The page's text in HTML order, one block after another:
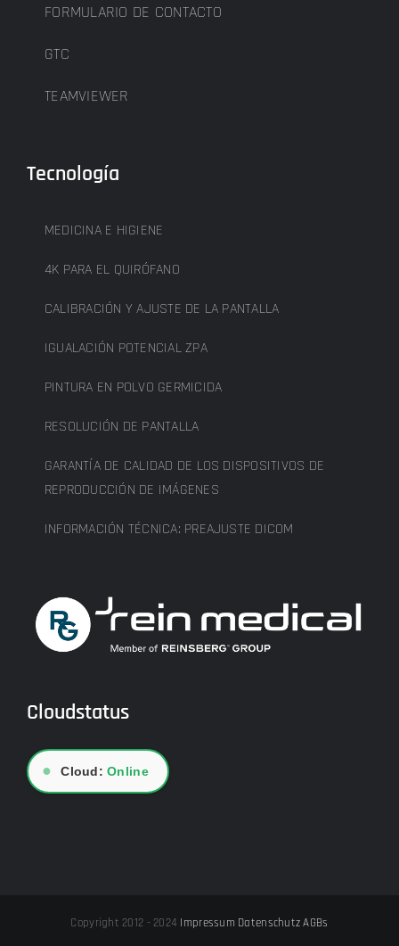
FORMULARIO DE CONTACTO
GTC
TEAMVIEWER
Tecnología
MEDICINA E HIGIENE
4K PARA EL QUIRÓFANO
CALIBRACIÓN Y AJUSTE DE LA PANTALLA
IGUALACIÓN POTENCIAL ZPA
PINTURA EN POLVO GERMICIDA
RESOLUCIÓN DE PANTALLA
GARANTÍA DE CALIDAD DE LOS DISPOSITIVOS DE
REPRODUCCIÓN DE IMÁGENES
INFORMACIÓN TÉCNICA: PREAJUSTE DICOM
Cloudstatus
● Cloud:Online
Copyright 2012 - 2024 Impressum Datenschutz AGBs